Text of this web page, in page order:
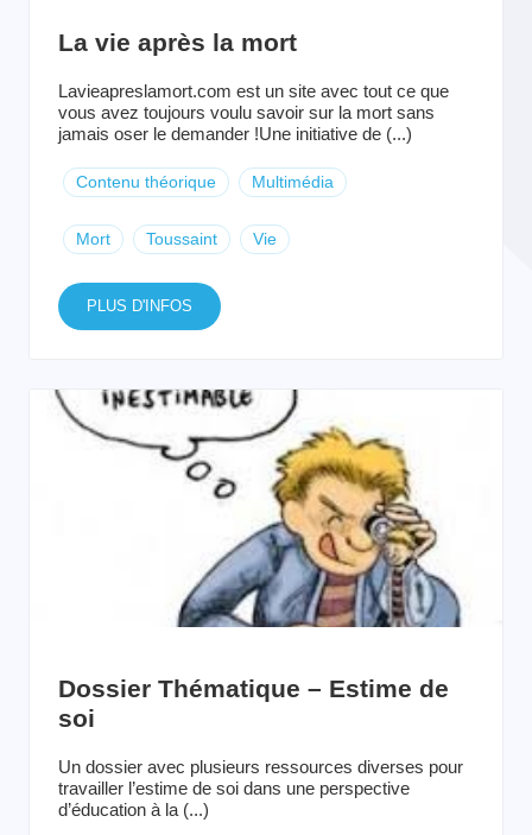
La vie après la mort
Lavieapreslamort.com est un site avec tout ce que
vous avez toujours voulu savoir sur la mort sans
jamais oser le demander !Une initiative de (...)
Contenu théorique Multimédia
Mort Toussaint Vie
PLUS D'INFOS
Dossier Thématique – Estime de
soi
Un dossier avec plusieurs ressources diverses pour
travailler l’estime de soi dans une perspective
d’éducation à la (...)